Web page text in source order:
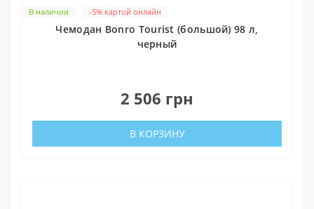
В наличии -5% картой онлайн
Чемодан Bonro Tourist (большой) 98 л,
черный
2 506 грн
В КОРЗИНУ